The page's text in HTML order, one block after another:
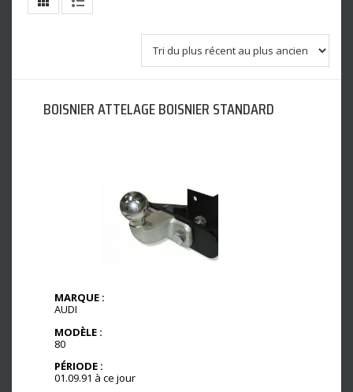
BOISNIER ATTELAGE BOISNIER STANDARD
MARQUE :
AUDI
MODÈLE :
80
PÉRIODE :
01.09.91 à ce jour